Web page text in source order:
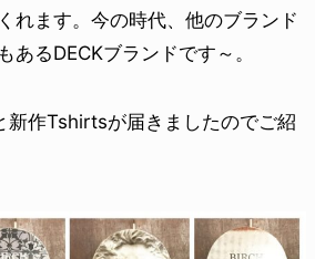
れます。今の時代、他のブランド
あるDECKブランドです～。
新作Tshirtsが届きましたのでご紹